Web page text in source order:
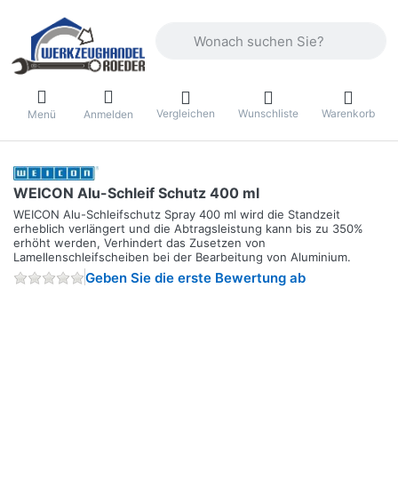
Menü Anmelden Vergleichen Wunschliste Warenkorb
WEICON Alu-Schleif Schutz 400 ml
WEICON Alu-Schleifschutz Spray 400 ml wird die Standzeit
erheblich verlängert und die Abtragsleistung kann bis zu 350%
erhöht werden, Verhindert das Zusetzen von
Lamellenschleifscheiben bei der Bearbeitung von Aluminium.
Geben Sie die erste Bewertung ab